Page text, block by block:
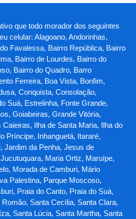
que todo morador dos seguintes
celular: Alagoano, Andorinhas,
Favalessa, Bairro República, Bairro
Bairro de Lourdes, Bairro do
Bairro do Quadro, Barro
Ferreira, Boa Vista, Bonfim,
Conquista, Consolação,
Suá, Estrelinha, Fonte Grande,
Goiabeiras, Grande Vitória,
Ilha de Santa Maria, Ilha do
Príncipe, Inhanguetá, Itararé,
Jardim da Penha, Jesus de
Maria Ortiz, Maruípe,
Morada de Camburi, Mário
Palestina, Parque Moscoso,
Praia do Canto, Praia do Suá,
Santa Cecília, Santa Clara,
Santa Lúcia, Santa Martha, Santa